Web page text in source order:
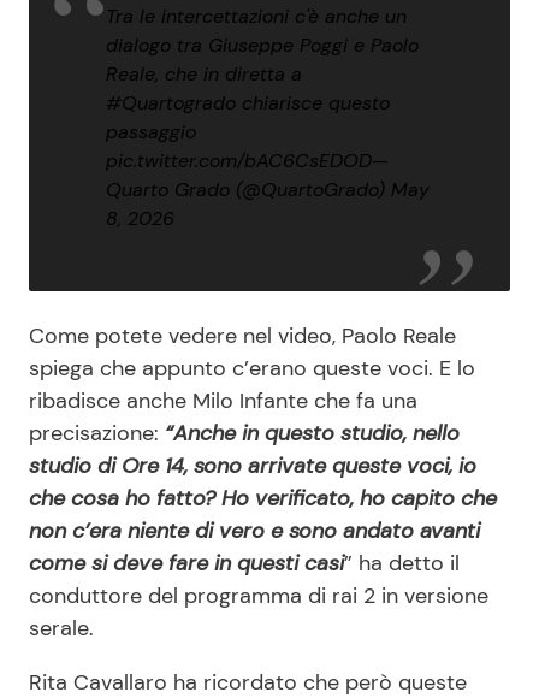
Tra le intercettazioni c'è anche un
dialogo tra Giuseppe Poggi e Paolo
Reale, che in diretta a
#Quartogrado chiarisce questo
passaggio
pic.twitter.com/bAC6CsEDOD—
Quarto Grado (@QuartoGrado) May
8, 2026
Come potete vedere nel video, Paolo Reale
spiega che appunto c’erano queste voci. E lo
ribadisce anche Milo Infante che fa una
precisazione: “Anche in questo studio, nello
studio di Ore 14, sono arrivate queste voci, io
che cosa ho fatto? Ho verificato, ho capito che
non c’era niente di vero e sono andato avanti
come si deve fare in questi casi” ha detto il
conduttore del programma di rai 2 in versione
serale.
Rita Cavallaro ha ricordato che però queste